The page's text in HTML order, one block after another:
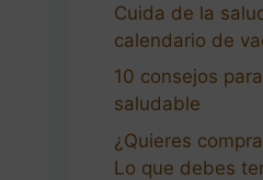
Cuida de la
calendario de
10 consejos
saludable
¿Quieres
Lo que debes